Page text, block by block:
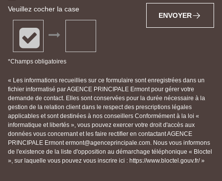
Veuillez cocher la case
*Champs obligatoires
ENVOYER
« Les informations recueillies sur ce formulaire sont enregistrées dans un
fichier informatisé par AGENCE PRINCIPALE Ermont pour gérer votre
demande de contact. Elles sont conservées pour la durée nécessaire à la
gestion de la relation client dans le respect des prescriptions légales
applicables et sont destinées à nos conseillers Conformément à la loi «
informatique et libertés », vous pouvez exercer votre droit d'accès aux
données vous concernant et les faire rectifier en contactant AGENCE
PRINCIPALE Ermont ermont@agenceprincipale.com. Nous vous informons
de l'existence de la liste d'opposition au démarchage téléphonique « Bloctel
», sur laquelle vous pouvez vous inscrire ici : https://www.bloctel.gouv.fr/ »